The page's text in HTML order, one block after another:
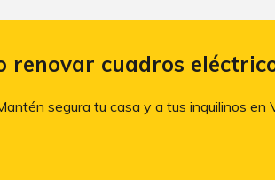
renovar cuadros
segura tu casa y a tus inquilinos en